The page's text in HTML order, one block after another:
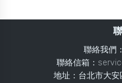
聯絡我們
聯絡信箱：
地址：台北市大